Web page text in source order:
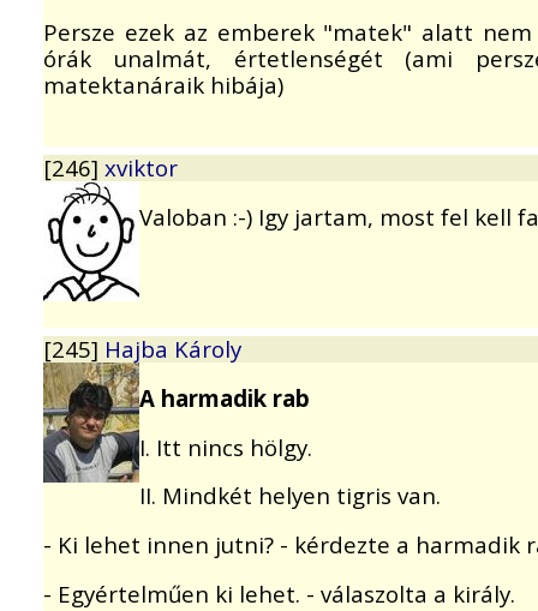
Persze ezek az emberek "matek" alatt
órák unalmát, értetlenségét (ami
matektanáraik hibája)
[246] xviktor
Valoban :-) Igy jartam, most fel kell
[245] Hajba Károly
A harmadik rab
I. Itt nincs hölgy.
II. Mindkét helyen tigris van.
- Ki lehet innen jutni? - kérdezte a harmadik
- Egyértelműen ki lehet. - válaszolta a király.